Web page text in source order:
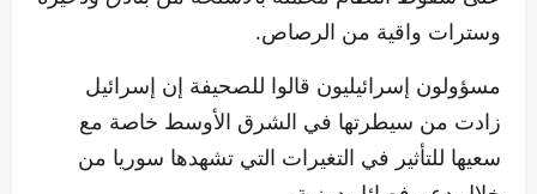
وسترات واقية من الرصاص.
مسؤولون إسرائيليون قالوا للصحيفة إن إسرائيل
زادت من سيطرتها في الشرق الأوسط خاصة مع
سعيها للتأثير في التغيرات التي تشهدها سوريا من